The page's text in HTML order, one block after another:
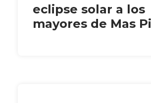
eclipse solar a los
mayores de Mas